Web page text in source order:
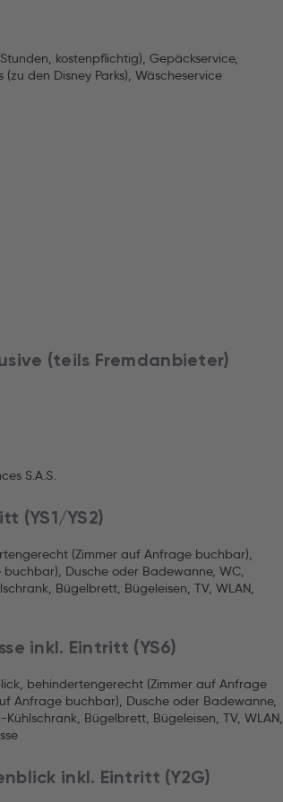
kostenpflichtig), Gepäckservice,
den Disney Parks), Wäscheservice
(teils Fremdanbieter)
S.A.S.
(YS1/YS2)
(Zimmer auf Anfrage buchbar),
Dusche oder Badewanne, WC,
Bügelbrett, Bügeleisen, TV, WLAN,
inkl. Eintritt (YS6)
behindertengerecht (Zimmer auf Anfrage
Anfrage buchbar), Dusche oder Badewanne,
Bügelbrett, Bügeleisen, TV, WLAN,
inkl. Eintritt (Y2G)